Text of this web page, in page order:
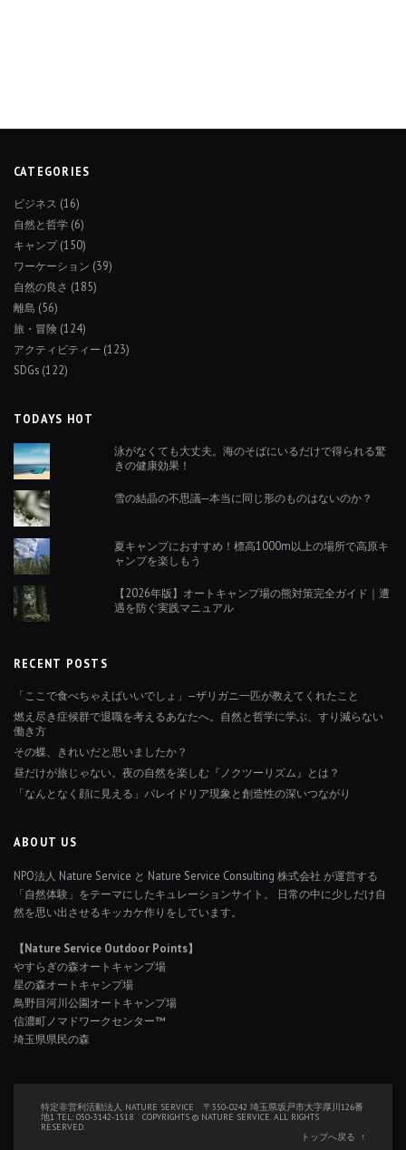
CATEGORIES
ビジネス (16)
自然と哲学 (6)
キャンプ(150)
ワーケーション (39)
自然の良さ (185)
離島 (56)
旅・冒険 (124)
アクティビティー (123)
SDGs (122)
TODAYS HOT
泳がなくても大丈夫。海のそばにいるだけで得られる驚
きの健康効果！
雪の結晶の不思議─本当に同じ形のものはないのか？
夏キャンプにおすすめ！標高1000m以上の場所で高原キ
ャンプを楽しもう
【2026年版】オートキャンプ場の熊対策完全ガイド｜遭
遇を防ぐ実践マニュアル
RECENT POSTS
「ここで食べちゃえばいいでしょ」—ザリガニ一匹が教えてくれたこと
燃え尽き症候群で退職を考えるあなたへ。自然と哲学に学ぶ、すり減らない
働き方
その蝶、きれいだと思いましたか？
昼だけが旅じゃない。夜の自然を楽しむ『ノクツーリズム』とは？
「なんとなく顔に見える」パレイドリア現象と創造性の深いつながり
ABOUT US
NPO法人 Nature Service と Nature Service Consulting 株式会社 が運営する
「自然体験」をテーマにしたキュレーションサイト。 日常の中に少しだけ自
然を思い出させるキッカケ作りをしています。
【Nature Service Outdoor Points】
やすらぎの森オートキャンプ場
星の森オートキャンプ場
鳥野目河川公園オートキャンプ場
信濃町ノマドワークセンター™
埼玉県県民の森
特定非営利活動法人 NATURE SERVICE 〒350-0242 埼玉県坂戸市大字厚川126番
地1 TEL: 050-3142-1518 COPYRIGHTS © NATURE SERVICE. ALL RIGHTS
RESERVED.
トップへ戻る